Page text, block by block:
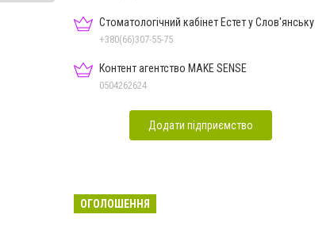
Стоматологічний кабінет Естет у Слов'янську
+380(66)307-55-75
Контент агентство MAKE SENSE
0504262624
Додати підприємство
ОГОЛОШЕННЯ